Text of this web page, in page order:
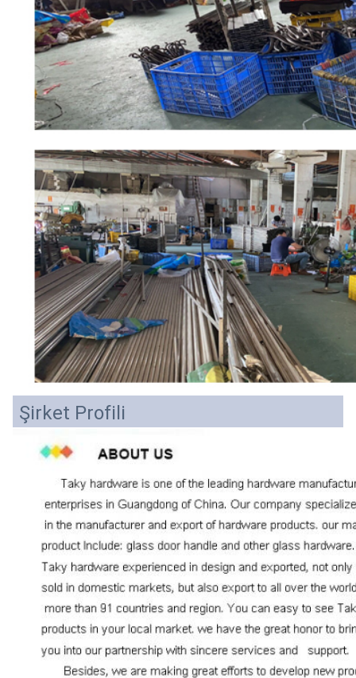
Şirket Profili